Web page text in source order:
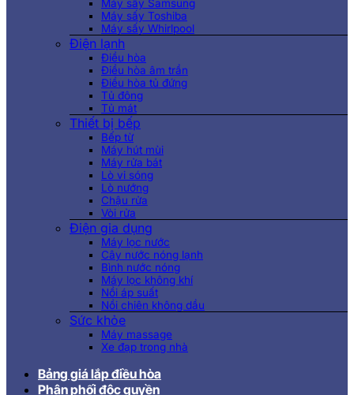
Máy sấy Samsung
Máy sấy Toshiba
Máy sấy Whirlpool
Điện lạnh
Điều hòa
Điều hòa âm trần
Điều hòa tủ đứng
Tủ đông
Tủ mát
Thiết bị bếp
Bếp từ
Máy hút mùi
Máy rửa bát
Lò vi sóng
Lò nướng
Chậu rửa
Vòi rửa
Điện gia dụng
Máy lọc nước
Cây nước nóng lạnh
Bình nước nóng
Máy lọc không khí
Nồi áp suất
Nồi chiên không dầu
Sức khỏe
Máy massage
Xe đạp trong nhà
Bảng giá lắp điều hòa
Phân phối độc quyền